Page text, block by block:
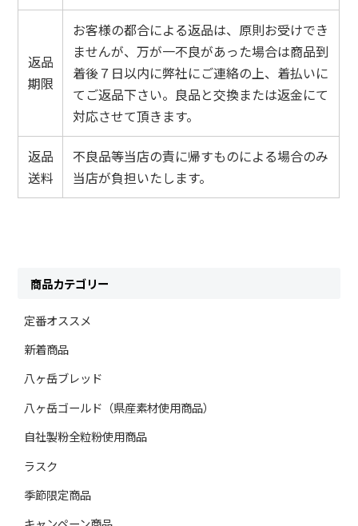
返品
期限
お客様の都合による返品は、原則お受けでき
ませんが、万が一不良があった場合は商品到
着後７日以内に弊社にご連絡の上、着払いに
てご返品下さい。良品と交換または返金にて
対応させて頂きます。
返品
送料
不良品等当店の責に帰すものによる場合のみ
当店が負担いたします。
商品カテゴリー
定番オススメ
新着商品
八ヶ岳ブレッド
八ヶ岳ゴールド（県産素材使用商品）
自社製粉全粒粉使用商品
ラスク
季節限定商品